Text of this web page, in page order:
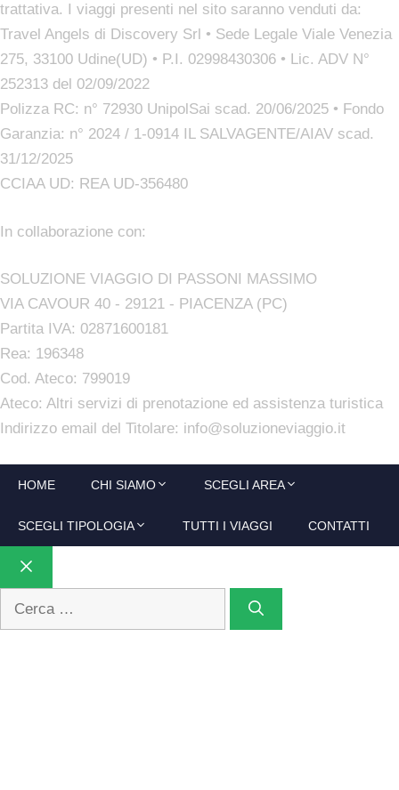
trattativa. I viaggi presenti nel sito saranno venduti da:
Travel Angels di Discovery Srl • Sede Legale Viale Venezia
275, 33100 Udine(UD) • P.I. 02998430306 • Lic. ADV N°
252313 del 02/09/2022
Polizza RC: n° 72930 UnipolSai scad. 20/06/2025 • Fondo
Garanzia: n° 2024 / 1-0914 IL SALVAGENTE/AIAV scad.
31/12/2025
CCIAA UD: REA UD-356480
In collaborazione con:
SOLUZIONE VIAGGIO DI PASSONI MASSIMO
VIA CAVOUR 40 - 29121 - PIACENZA (PC)
Partita IVA: 02871600181
Rea: 196348
Cod. Ateco: 799019
Ateco: Altri servizi di prenotazione ed assistenza turistica
Indirizzo email del Titolare: info@soluzioneviaggio.it
HOME CHI SIAMO SCEGLI AREA
SCEGLI TIPOLOGIA TUTTI I VIAGGI CONTATTI
Chiudi